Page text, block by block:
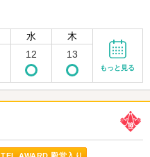
水 木
12 13
もっと見る